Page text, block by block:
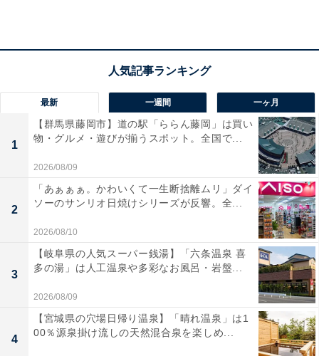
という声があがっています。圧倒的な富士山の眺望を温
泉と一緒に楽しみたい人や、多彩な客室から自分たちに
ぴったりの滞在を選びたい人におすすめの宿です。
最新 一週間 一ヶ月
1
【群馬県藤岡市】道の駅「ららん藤岡」は買い
物・グルメ・遊びが揃うスポット。全国で...
2026/08/09
2
「あぁぁぁ。かわいくて一生断捨離ムリ」ダイ
ソーのサンリオ日焼けシリーズが反響。全...
2026/08/10
3
【岐阜県の人気スーパー銭湯】「六条温泉 喜
多の湯」は人工温泉や多彩なお風呂・岩盤...
2026/08/09
4
【宮城県の穴場日帰り温泉】「晴れ温泉」は1
00％源泉掛け流しの天然混合泉を楽しめ...